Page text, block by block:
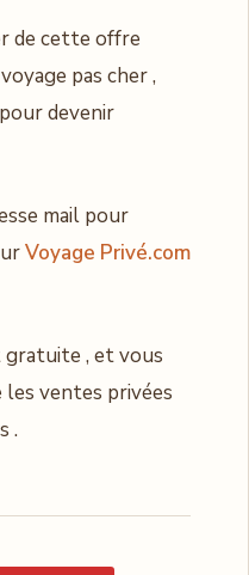
de cette offre
pas cher ,
devenir
mail pour
Voyage Privé.com
gratuite , et vous
les ventes privées
.